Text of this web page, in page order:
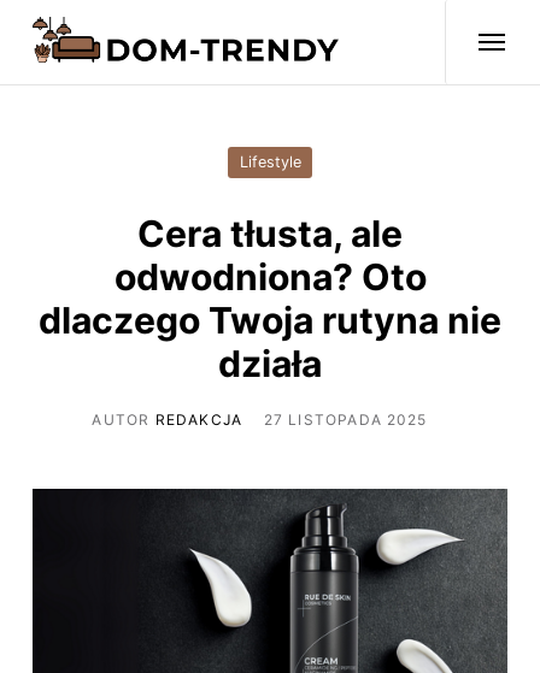
Lifestyle
Cera tłusta, ale
odwodniona? Oto
dlaczego Twoja rutyna nie
działa
AUTOR REDAKCJA 27 LISTOPADA 2025